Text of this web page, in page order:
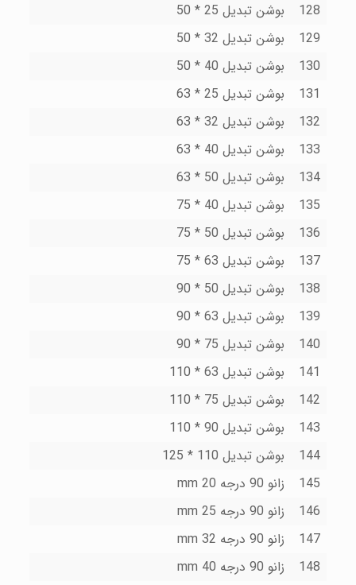
128
بوشن تبدیل 25 * 50
129
بوشن تبدیل 32 * 50
130
بوشن تبدیل 40 * 50
131
بوشن تبدیل 25 * 63
132
بوشن تبدیل 32 * 63
133
بوشن تبدیل 40 * 63
134
بوشن تبدیل 50 * 63
135
بوشن تبدیل 40 * 75
136
بوشن تبدیل 50 * 75
137
بوشن تبدیل 63 * 75
138
بوشن تبدیل 50 * 90
139
بوشن تبدیل 63 * 90
140
بوشن تبدیل 75 * 90
141
بوشن تبدیل 63 * 110
142
بوشن تبدیل 75 * 110
143
بوشن تبدیل 90 * 110
144
بوشن تبدیل 110 * 125
145
زانو 90 درجه 20 mm
146
زانو 90 درجه 25 mm
147
زانو 90 درجه 32 mm
148
زانو 90 درجه 40 mm